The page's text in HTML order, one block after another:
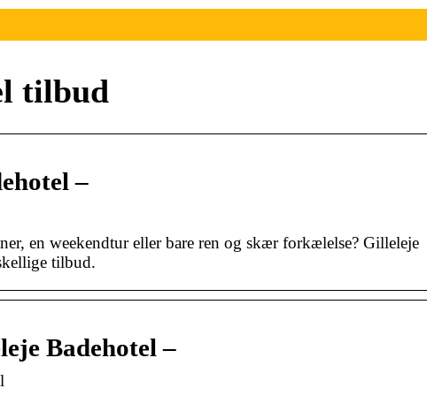
tilbud
–
en weekendtur eller bare ren og skær forkælelse? Gilleleje
tilbud.
Badehotel –